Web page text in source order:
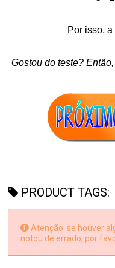
Por isso,
Gostou do teste?
PRODUCT TAGS:
Atenção: se houver
notou de errado, por